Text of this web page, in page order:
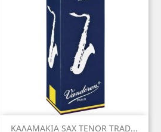
ΚΑΛΑΜΑΚΙΑ SAX TENOR TRAD...
Γρήγορη προβολή